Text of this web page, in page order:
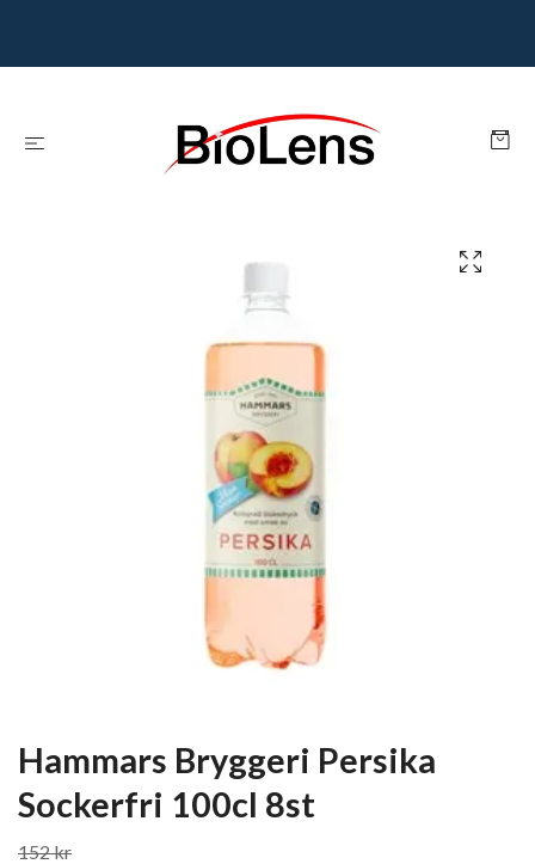
Hammars Bryggeri Persika
Sockerfri 100cl 8st
152 kr